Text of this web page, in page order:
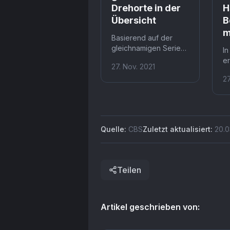
Drehorte in der
Übersicht
Basierend auf der
gleichnamigen Serie
"S.W.A.T." nicht mit
27. Nov. 2021
Quelle: CBSZuletzt aktualisiert:
Teilen
Artikel geschrieben von: